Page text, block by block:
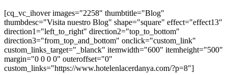
[cq_vc_ihover images="2258" thumbtitle="Blog"
thumbdesc="Visita nuestro Blog" shape="square" effect="effect13"
direction1="left_to_right" direction2="top_to_bottom"
direction3="from_top_and_bottom" onclick="custom_link"
custom_links_target="_blanck" itemwidth="600" itemheight="500"
margin="0 0 0 0" outeroffset="0"
custom_links="https://www.hotelenlacerdanya.com/?p=8"]